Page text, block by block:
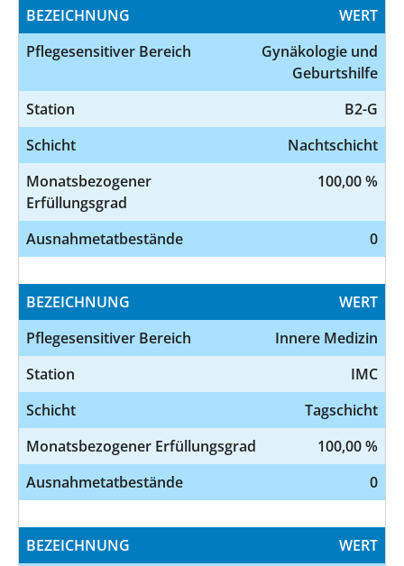
BEZEICHNUNG
WERT
Pflegesensitiver Bereich
Gynäkologie und
Geburtshilfe
Station
B2-G
Schicht
Nachtschicht
Monatsbezogener
Erfüllungsgrad
100,00 %
Ausnahmetatbestände 0
BEZEICHNUNG
WERT
Pflegesensitiver Bereich
Innere Medizin
Station
IMC
Schicht
Tagschicht
Monatsbezogener Erfüllungsgrad
100,00 %
Ausnahmetatbestände
0
BEZEICHNUNG
WERT